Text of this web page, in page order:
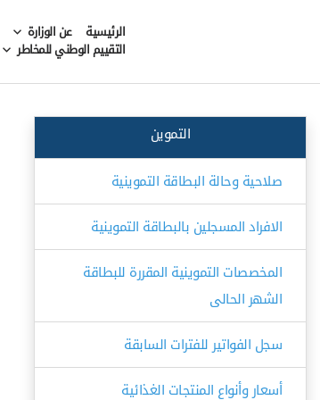
الرئيسية عن الوزارة
التقييم الوطني للمخاطر
التموين
صلاحية وحالة البطاقة التموينية
الافراد المسجلين بالبطاقة التموينية
المخصصات التموينية المقررة للبطاقة
الشهر الحالى
سجل الفواتير للفترات السابقة
أسعار وأنواع المنتجات الغذائية